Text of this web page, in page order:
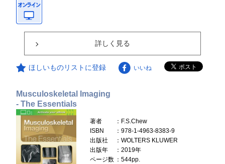
詳しく見る
ほしいものリストに登録 いいね
Musculoskeletal Imaging
- The Essentials
著者
：F.S.Chew
ISBN
：978-1-4963-8383-9
出版社
：WOLTERS KLUWER
出版年
：2019年
ページ数 ：544pp.